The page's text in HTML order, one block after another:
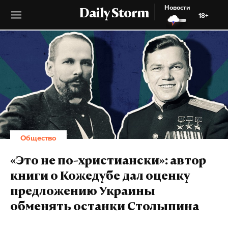
Daily Storm
Новости
18+
Общество
«Это не по-христиански»: автор
книги о Кожедубе дал оценку
предложению Украины
обменять останки Столыпина